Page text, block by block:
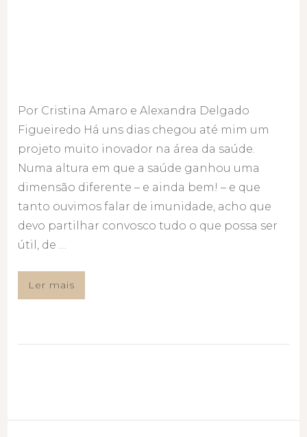
Por Cristina Amaro e Alexandra Delgado
Figueiredo Há uns dias chegou até mim um
projeto muito inovador na área da saúde.
Numa altura em que a saúde ganhou uma
dimensão diferente – e ainda bem! – e que
tanto ouvimos falar de imunidade, acho que
devo partilhar convosco tudo o que possa ser
útil, de …
Ler mais